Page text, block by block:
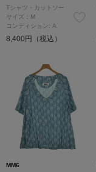
Tシャツ・カットソー
サイズ：M
コンディション: A
8,400円（税込）
MM6